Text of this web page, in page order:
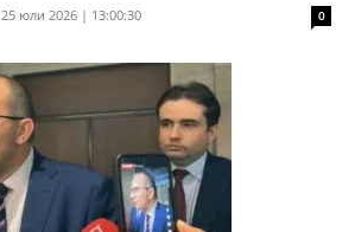
25 юли 2026 | 13:00:30 0